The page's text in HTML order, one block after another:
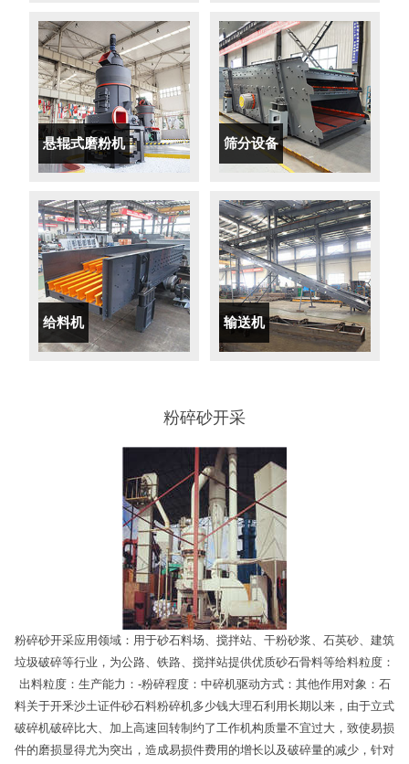
悬辊式磨粉机 筛分设备
给料机 输送机
粉碎砂开采
粉碎砂开采应用领域：用于砂石料场、搅拌站、干粉砂浆、石英砂、建筑
垃圾破碎等行业，为公路、铁路、搅拌站提供优质砂石骨料等给料粒度：
出料粒度：生产能力：-粉碎程度：中碎机驱动方式：其他作用对象：石
料关于开釆沙土证件砂石料粉碎机多少钱大理石利用长期以来，由于立式
破碎机破碎比大、加上高速回转制约了工作机构质量不宜过大，致使易损
件的磨损显得尤为突出，造成易损件费用的增长以及破碎量的减少，针对